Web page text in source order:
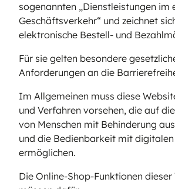
sogenannten „Dienstleistungen im
Geschäftsverkehr“ und zeichnet
elektronische Bestell- und
Für sie gelten besondere
Anforderungen an die
Im Allgemeinen muss diese
und Verfahren vorsehen, die auf
von Menschen mit Behinderung
und die Bedienbarkeit mit
ermöglichen.
Die Online-Shop-Funktionen dieser